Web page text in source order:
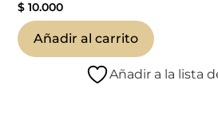
$ 10.000
Añadir al carrito
Añadir a la lista